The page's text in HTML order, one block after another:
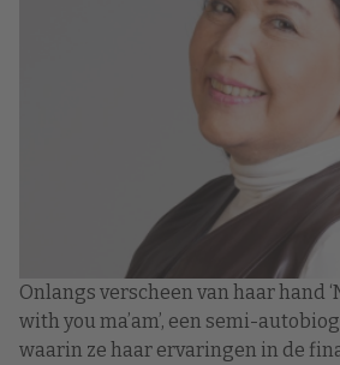
Onlangs verscheen van haar hand
with you ma’am’, een semi-
waarin ze haar ervaringen in de